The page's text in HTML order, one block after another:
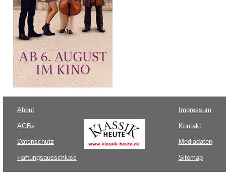
About
AGBs
Datenschutz
Haftungsausschluss
Impressum
Kontakt
Mediadaten
Sitemap